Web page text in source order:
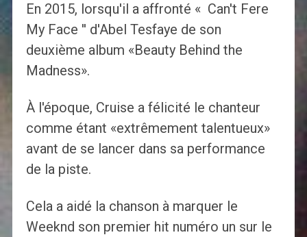
En 2015, lorsqu'il a affronté « Can't Fere
My Face '' d'Abel Tesfaye de son
deuxième album «Beauty Behind the
Madness».
À l'époque, Cruise a félicité le chanteur
comme étant «extrêmement talentueux»
avant de se lancer dans sa performance
de la piste.
Cela a aidé la chanson à marquer le
Weeknd son premier hit numéro un sur le